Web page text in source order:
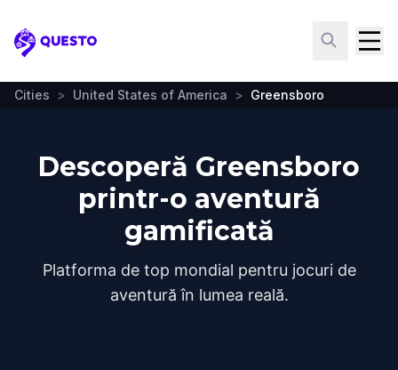
Questo
Cities > United States of America > Greensboro
Descoperă Greensboro
printr-o aventură
gamificată
Platforma de top mondial pentru jocuri de
aventură în lumea reală.